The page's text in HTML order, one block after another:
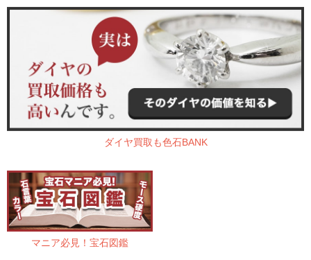
ダイヤ買取も色石BANK
マニア必見！宝石図鑑